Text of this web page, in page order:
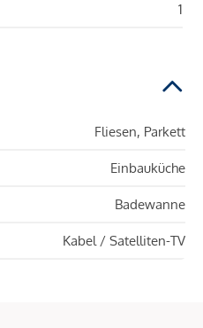
1
Fliesen, Parkett
Einbauküche
Badewanne
Kabel / Satelliten-TV